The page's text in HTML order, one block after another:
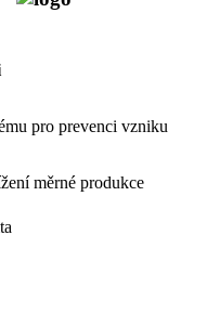
pro prevenci vzniku
měrné produkce